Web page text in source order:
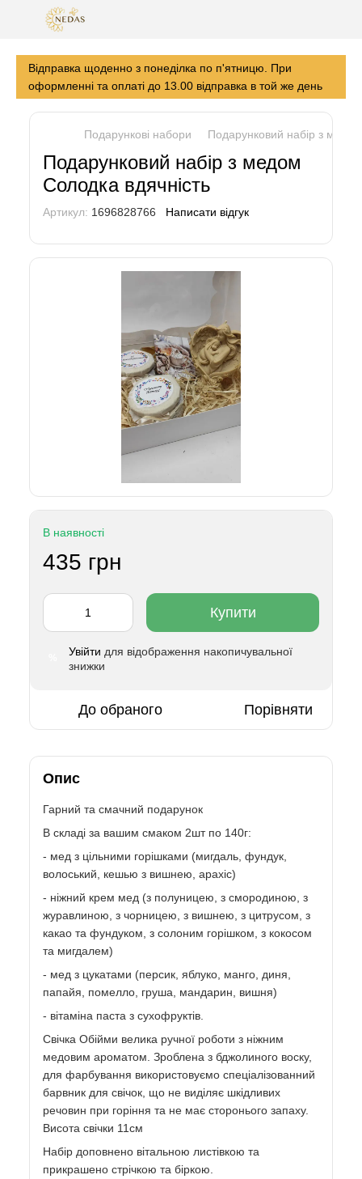
Відправка щоденно з понеділка по п'ятницю. При
оформленні та оплаті до 13.00 відправка в той же день
Подарункові набори Подарунковий набір з
Подарунковий набір з медом
Солодка вдячність
Артикул: 1696828766 Написати відгук
В наявності
435 грн
Купити
Увійти для відображення накопичувальної
знижки
До обраного Порівняти
Опис
Гарний та смачний подарунок
В складі за вашим смаком 2шт по 140г:
- мед з цільними горішками (мигдаль, фундук,
волоський, кешью з вишнею, арахіс)
- ніжний крем мед (з полуницею, з смородиною, з
журавлиною, з чорницею, з вишнею, з цитрусом, з
какао та фундуком, з солоним горішком, з кокосом
та мигдалем)
- мед з цукатами (персик, яблуко, манго, диня,
папайя, помелло, груша, мандарин, вишня)
- вітаміна паста з сухофруктів.
Свічка Обійми велика ручної роботи з ніжним
медовим ароматом. Зроблена з бджолиного воску,
для фарбування використовуємо спеціалізованний
барвник для свічок, що не виділяє шкідливих
речовин при горіння та не має сторонього запаху.
Висота свічки 11см
Набір доповнено вітальною листівкою та
прикрашено стрічкою та біркою.